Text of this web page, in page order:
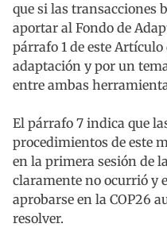
que si las transacciones
aportar al Fondo de
párrafo 1 de este
adaptación y por un
entre ambas
El párrafo 7 indica que
procedimientos de este
en la primera sesión de
claramente no ocurrió y
aprobarse en la COP26
resolver.